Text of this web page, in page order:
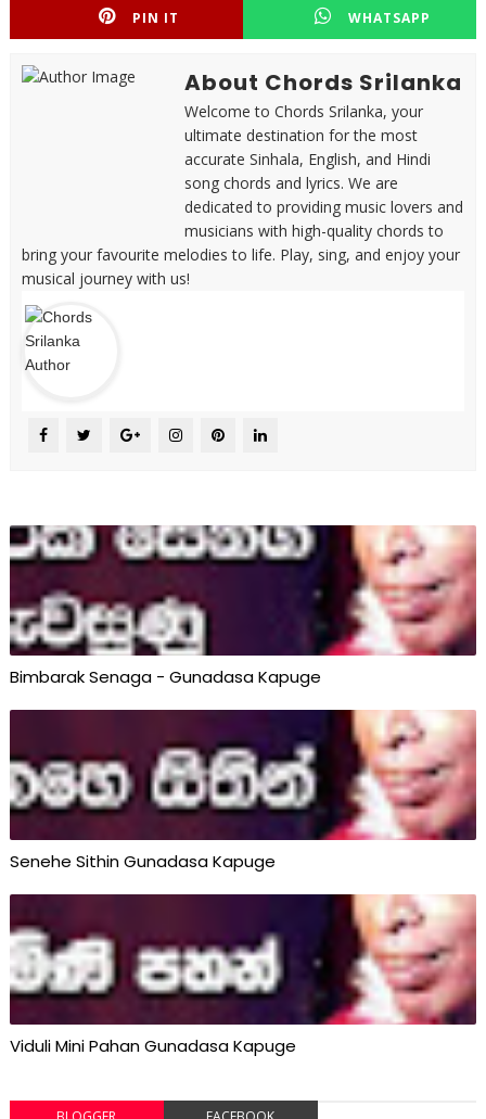
PIN IT WHATSAPP
About Chords Srilanka
Welcome to Chords Srilanka, your
ultimate destination for the most
accurate Sinhala, English, and Hindi
song chords and lyrics. We are
dedicated to providing music lovers and
musicians with high-quality chords to
bring your favourite melodies to life. Play, sing, and enjoy your
musical journey with us!
Bimbarak Senaga - Gunadasa Kapuge
Senehe Sithin Gunadasa Kapuge
Viduli Mini Pahan Gunadasa Kapuge